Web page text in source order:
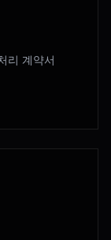
리 계약서